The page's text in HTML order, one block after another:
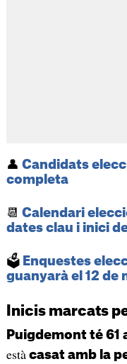
👤 Candidats
completa
📆 Calendari
dates clau i inici
🗳️ Enquestes
guanyarà el 12 de
Inicis marcats
Puigdemont té 61
estàcasat amb la